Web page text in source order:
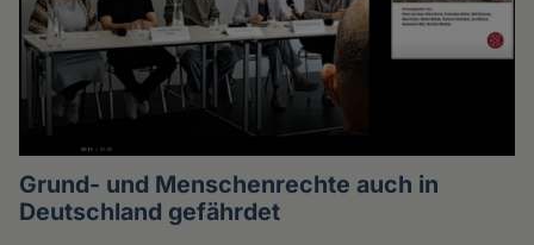
Grund- und Menschenrechte auch in
Deutschland gefährdet